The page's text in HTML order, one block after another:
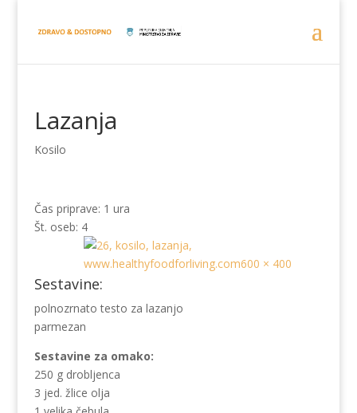
Lazanja
Kosilo
Čas priprave: 1 ura
Št. oseb: 4
Sestavine:
polnozrnato testo za lazanjo
parmezan
Sestavine za omako:
250 g drobljenca
3 jed. žlice olja